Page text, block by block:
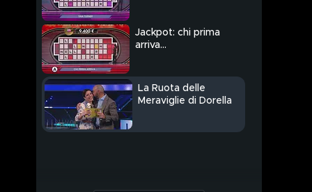
Jackpot: chi prima
arriva...
La Ruota delle
Meraviglie di Dorella